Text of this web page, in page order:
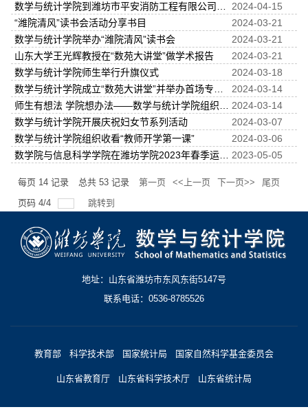
2024-04-15
“潍院清风”读书会活动分享书目
2024-03-21
数学与统计学院举办“潍院清风”读书会
2024-03-21
山东大学王光辉教授在“数苑大讲堂”做学术报告
2024-03-21
数学与统计学院师生举行升旗仪式
2024-03-18
2024-03-14
2024-03-14
数学与统计学院开展庆祝妇女节系列活动
2024-03-07
数学与统计学院组织收看“教师开学第一课”
2024-03-06
2023-05-05
每页 14 记录 总共 53 记录 第一页 <<上一页 下一页>>
尾页
页码 4/4 跳转到
地址：山东省潍坊市东风东街5147号
联系电话：0536-8785526
教育部 科学技术部 国家统计局 国家自然科学基金委员会
山东省教育厅 山东省科学技术厅 山东省统计局